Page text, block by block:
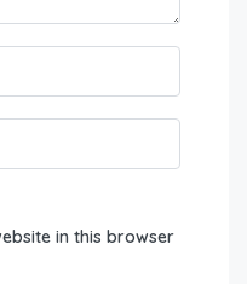
in this browser